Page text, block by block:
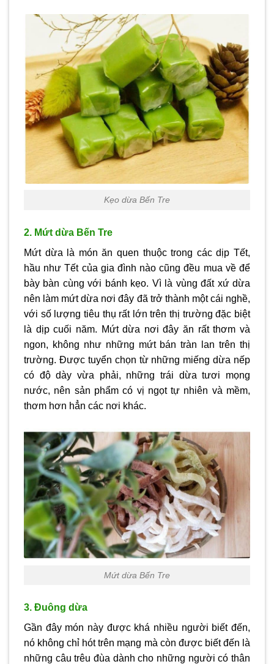
Kẹo dừa Bến Tre
2. Mứt dừa Bến Tre
Mứt dừa là món ăn quen thuộc trong các dịp Tết,
hầu như Tết của gia đình nào cũng đều mua về để
bày bàn cùng với bánh kẹo. Vì là vùng đất xứ dừa
nên làm mứt dừa nơi đây đã trở thành một cái nghề,
với số lượng tiêu thụ rất lớn trên thị trường đặc biệt
là dịp cuối năm. Mứt dừa nơi đây ăn rất thơm và
ngon, không như những mứt bán tràn lan trên thị
trường. Được tuyển chọn từ những miếng dừa nếp
có độ dày vừa phải, những trái dừa tươi mọng
nước, nên sản phẩm có vị ngọt tự nhiên và mềm,
thơm hơn hẳn các nơi khác.
Mứt dừa Bến Tre
3. Đuông dừa
Gần đây món này được khá nhiều người biết đến,
nó không chỉ hót trên mạng mà còn được biết đến là
những câu trêu đùa dành cho những người có thân